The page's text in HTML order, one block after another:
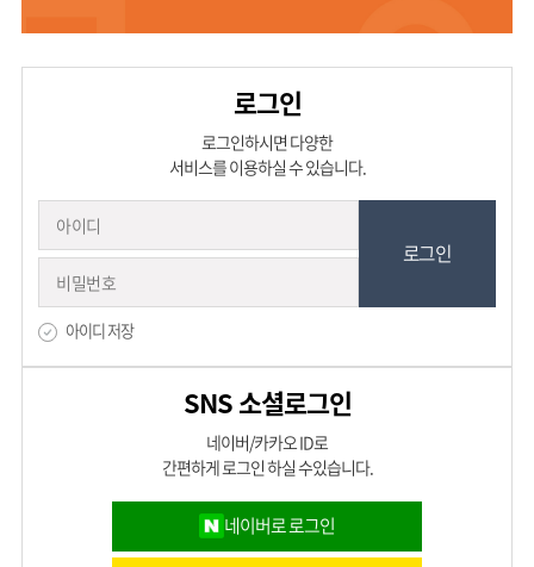
로그인
로그인하시면 다양한
서비스를 이용하실 수 있습니다.
아이디 저장
SNS 소셜로그인
네이버/카카오 ID로
간편하게 로그인 하실 수있습니다.
네이버로 로그인